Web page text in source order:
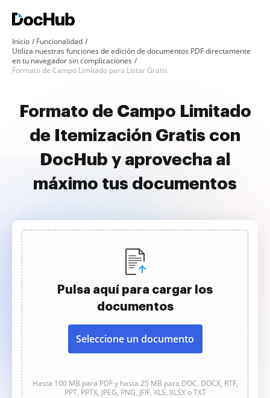
Inicio
Funcionalidad
Utiliza nuestras funciones de edición de documentos PDF directamente
en tu navegador sin complicaciones
Formato de Campo Limitado para Listar Gratis
Formato de Campo Limitado
de Itemización Gratis con
DocHub y aprovecha al
máximo tus documentos
Pulsa aquí para cargar los
documentos
Seleccione un documento
Hasta 100 MB para PDF y hasta 25 MB para DOC, DOCX, RTF,
PPT, PPTX, JPEG, PNG, JFIF, XLS, XLSX o TXT